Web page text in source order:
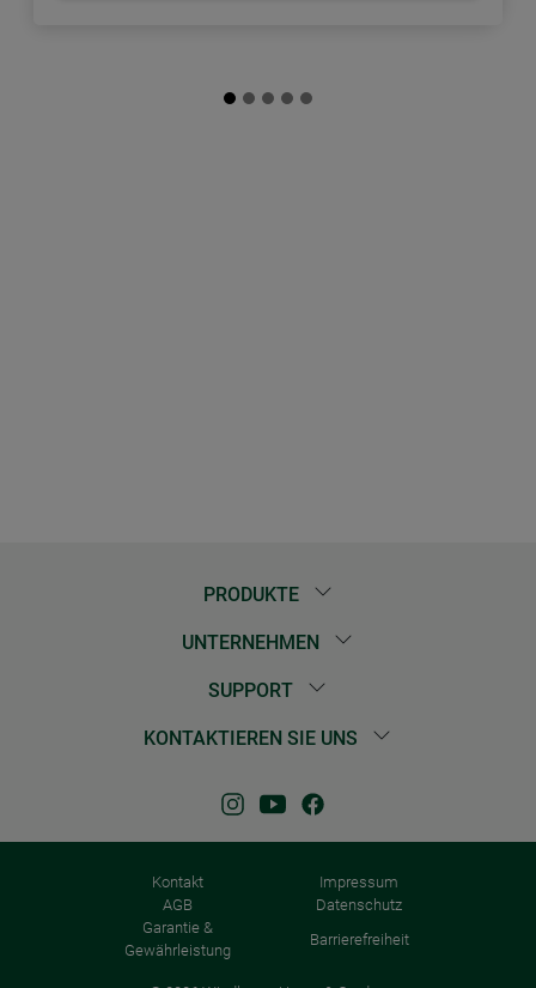
PRODUKTE
UNTERNEHMEN
SUPPORT
KONTAKTIEREN SIE UNS
Kontakt
Impressum
AGB
Datenschutz
Garantie &
Gewährleistung
Barrierefreiheit